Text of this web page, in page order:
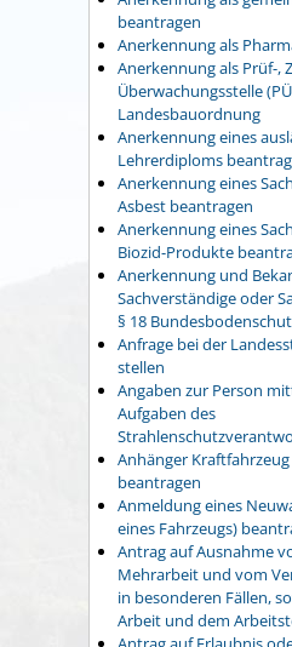
beantragen
Anerkennung als
Anerkennung als Prüf-,
Überwachungsstelle
Landesbauordnung
Anerkennung eines
Lehrerdiploms
Anerkennung eines
Asbest beantragen
Anerkennung eines
Biozid-Produkte
Anerkennung und
Sachverständige oder
§ 18
Anfrage bei der
stellen
Angaben zur Person
Aufgaben des
Anhänger
beantragen
Anmeldung eines
eines Fahrzeugs)
Antrag auf Ausnahme
Mehrarbeit und vom
in besonderen Fällen,
Arbeit und dem